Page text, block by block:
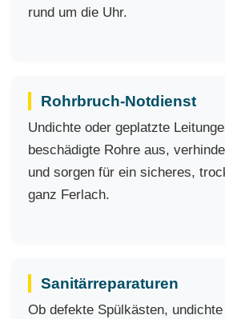
rund um die Uhr.
Rohrbruch-Notdienst
Undichte oder geplatzte
beschädigte Rohre aus,
und sorgen für ein sicheres,
ganz Ferlach.
Sanitärreparaturen
Ob defekte Spülkästen,